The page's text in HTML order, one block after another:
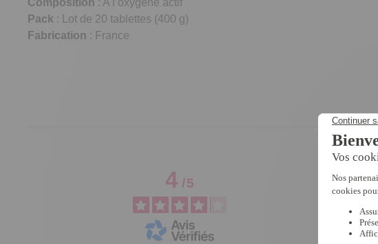
Composition : A l’oxygène actif
Pack : Lot de 20 tablettes (400 g)
Fabrication : France
4/5
Avis
Avis du